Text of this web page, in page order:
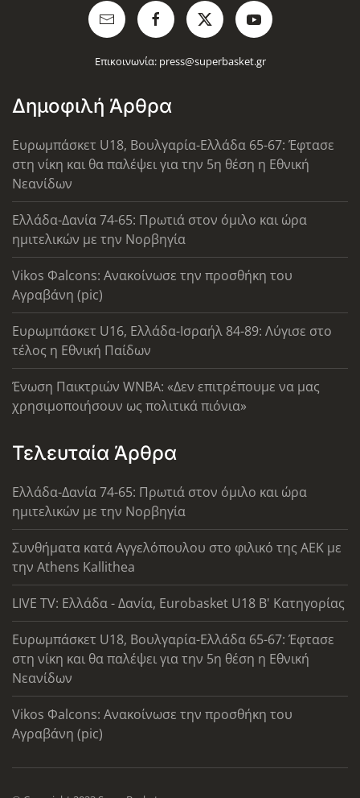
Επικοινωνία: press@superbasket.gr
Δημοφιλή Άρθρα
Ευρωμπάσκετ U18, Βουλγαρία-Ελλάδα 65-67: Έφτασε
στη νίκη και θα παλέψει για την 5η θέση η Εθνική
Νεανίδων
Ελλάδα-Δανία 74-65: Πρωτιά στον όμιλο και ώρα
ημιτελικών με την Νορβηγία
Vikos Φalcons: Ανακοίνωσε την προσθήκη του
Αγραβάνη (pic)
Ευρωμπάσκετ U16, Ελλάδα-Ισραήλ 84-89: Λύγισε στο
τέλος η Εθνική Παίδων
Ένωση Παικτριών WNBA: «Δεν επιτρέπουμε να μας
χρησιμοποιήσουν ως πολιτικά πιόνια»
Τελευταία Άρθρα
Ελλάδα-Δανία 74-65: Πρωτιά στον όμιλο και ώρα
ημιτελικών με την Νορβηγία
Συνθήματα κατά Αγγελόπουλου στο φιλικό της ΑΕΚ με
την Athens Kallithea
LIVE TV: Ελλάδα - Δανία, Eurobasket U18 Β' Κατηγορίας
Ευρωμπάσκετ U18, Βουλγαρία-Ελλάδα 65-67: Έφτασε
στη νίκη και θα παλέψει για την 5η θέση η Εθνική
Νεανίδων
Vikos Φalcons: Ανακοίνωσε την προσθήκη του
Αγραβάνη (pic)